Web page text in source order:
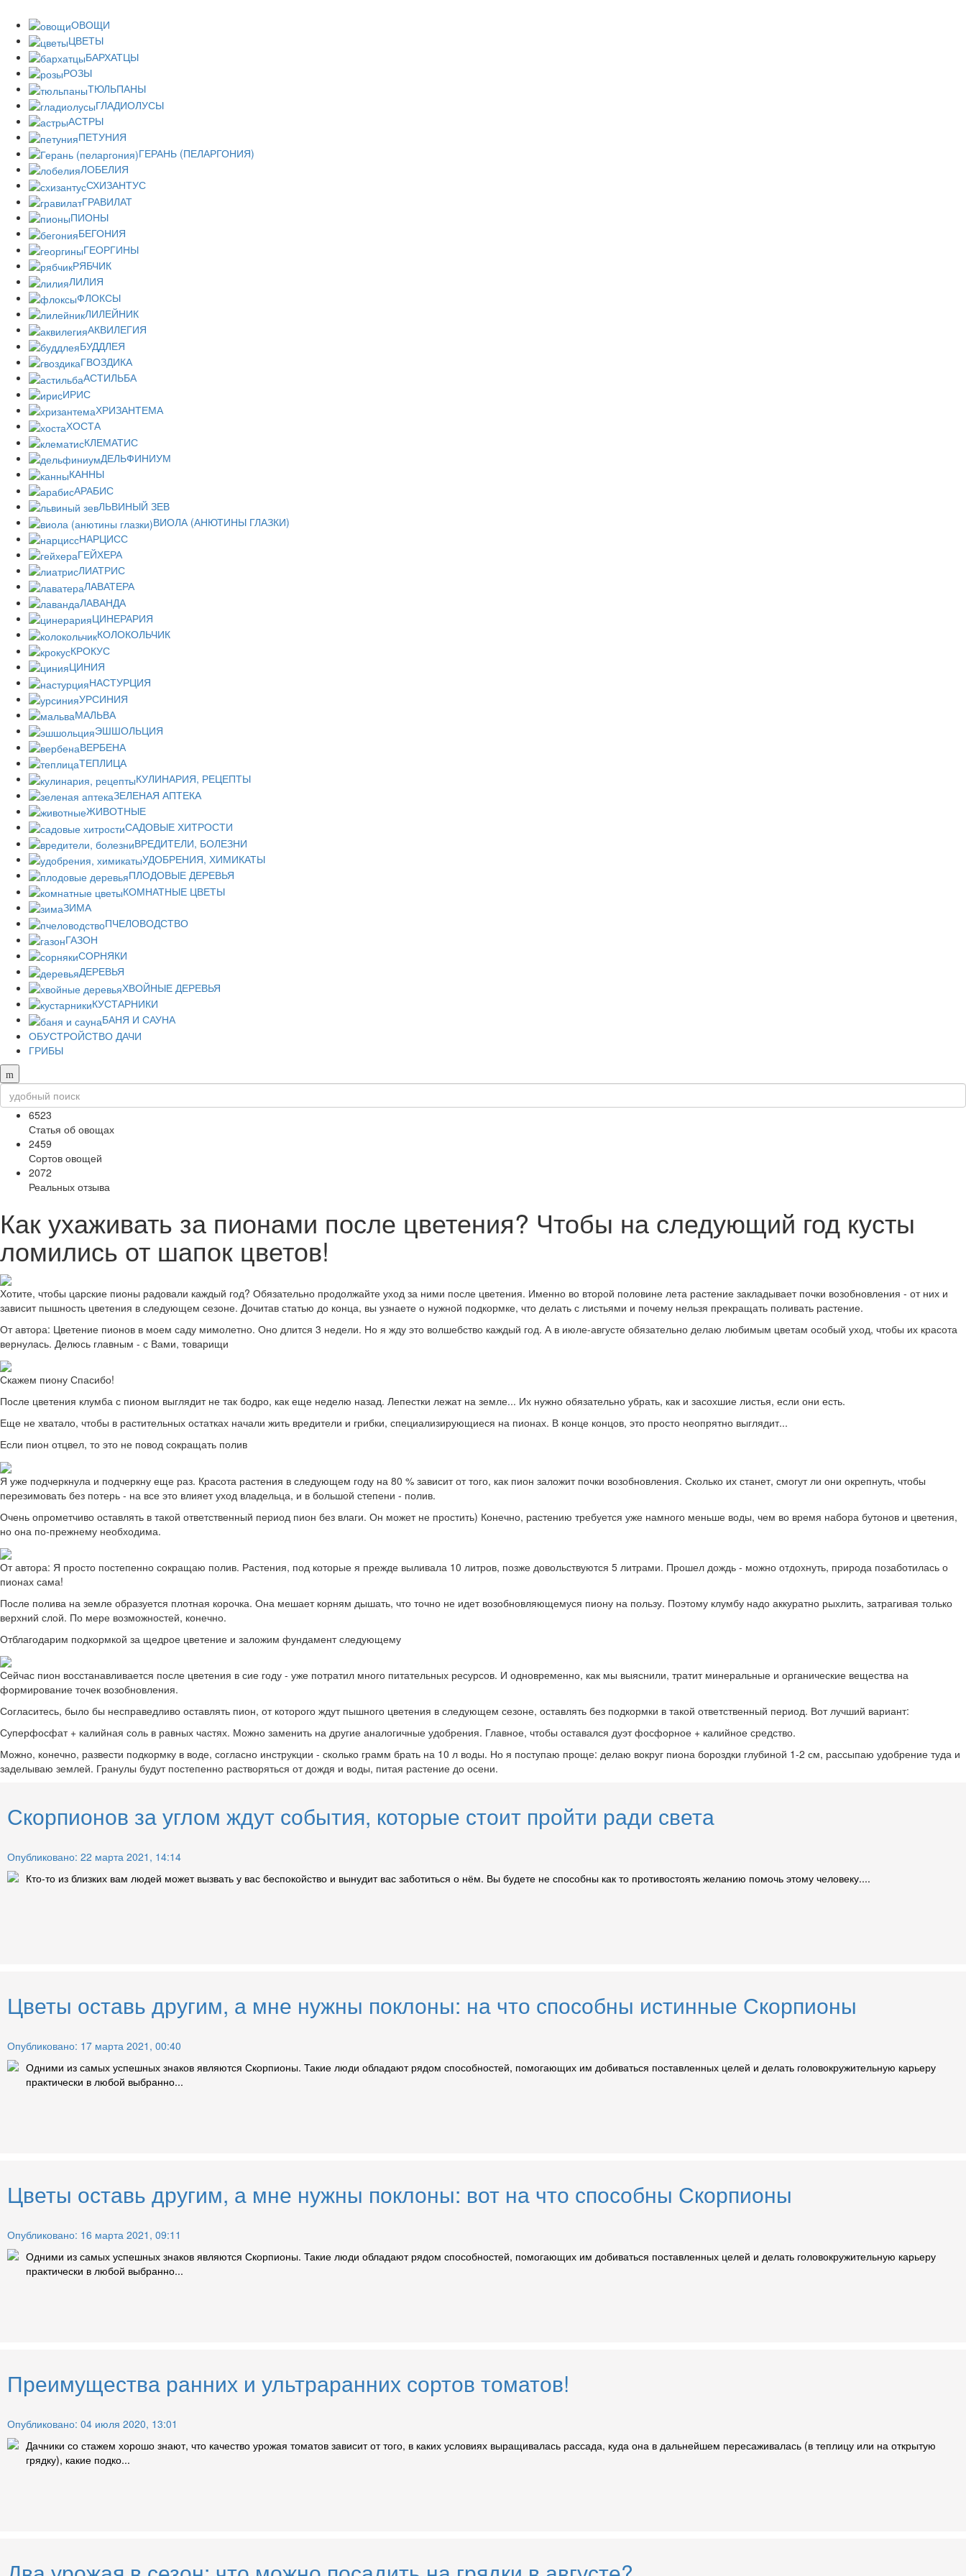
ОВОЩИ
ЦВЕТЫ
БАРХАТЦЫ
РОЗЫ
ТЮЛЬПАНЫ
ГЛАДИОЛУСЫ
АСТРЫ
ПЕТУНИЯ
ГЕРАНЬ (ПЕЛАРГОНИЯ)
ЛОБЕЛИЯ
СХИЗАНТУС
ГРАВИЛАТ
ПИОНЫ
БЕГОНИЯ
ГЕОРГИНЫ
РЯБЧИК
ЛИЛИЯ
ФЛОКСЫ
ЛИЛЕЙНИК
АКВИЛЕГИЯ
БУДДЛЕЯ
ГВОЗДИКА
АСТИЛЬБА
ИРИС
ХРИЗАНТЕМА
ХОСТА
КЛЕМАТИС
ДЕЛЬФИНИУМ
КАННЫ
АРАБИС
ЛЬВИНЫЙ ЗЕВ
ВИОЛА (АНЮТИНЫ ГЛАЗКИ)
НАРЦИСС
ГЕЙХЕРА
ЛИАТРИС
ЛАВАТЕРА
ЛАВАНДА
ЦИНЕРАРИЯ
КОЛОКОЛЬЧИК
КРОКУС
ЦИНИЯ
НАСТУРЦИЯ
УРСИНИЯ
МАЛЬВА
ЭШШОЛЬЦИЯ
ВЕРБЕНА
ТЕПЛИЦА
КУЛИНАРИЯ, РЕЦЕПТЫ
ЗЕЛЕНАЯ АПТЕКА
ЖИВОТНЫЕ
САДОВЫЕ ХИТРОСТИ
ВРЕДИТЕЛИ, БОЛЕЗНИ
УДОБРЕНИЯ, ХИМИКАТЫ
ПЛОДОВЫЕ ДЕРЕВЬЯ
КОМНАТНЫЕ ЦВЕТЫ
ЗИМА
ПЧЕЛОВОДСТВО
ГАЗОН
СОРНЯКИ
ДЕРЕВЬЯ
ХВОЙНЫЕ ДЕРЕВЬЯ
КУСТАРНИКИ
БАНЯ И САУНА
ОБУСТРОЙСТВО ДАЧИ
ГРИБЫ
6523
Статья об овощах
2459
Сортов овощей
2072
Реальных отзыва
Как ухаживать за пионами после цветения? Чтобы на следующий год кусты
ломились от шапок цветов!
Хотите, чтобы царские пионы радовали каждый год? Обязательно продолжайте уход за ними после цветения. Именно во второй половине лета растение закладывает почки возобновления - от них и
зависит пышность цветения в следующем сезоне. Дочитав статью до конца, вы узнаете о нужной подкормке, что делать с листьями и почему нельзя прекращать поливать растение.
От автора: Цветение пионов в моем саду мимолетно. Оно длится 3 недели. Но я жду это волшебство каждый год. А в июле-августе обязательно делаю любимым цветам особый уход, чтобы их красота
вернулась. Делюсь главным - с Вами, товарищи
Скажем пиону Спасибо!
После цветения клумба с пионом выглядит не так бодро, как еще неделю назад. Лепестки лежат на земле... Их нужно обязательно убрать, как и засохшие листья, если они есть.
Еще не хватало, чтобы в растительных остатках начали жить вредители и грибки, специализирующиеся на пионах. В конце концов, это просто неопрятно выглядит...
Если пион отцвел, то это не повод сокращать полив
Я уже подчеркнула и подчеркну еще раз. Красота растения в следующем году на 80 % зависит от того, как пион заложит почки возобновления. Сколько их станет, смогут ли они окрепнуть, чтобы
перезимовать без потерь - на все это влияет уход владельца, и в большой степени - полив.
Очень опрометчиво оставлять в такой ответственный период пион без влаги. Он может не простить) Конечно, растению требуется уже намного меньше воды, чем во время набора бутонов и цветения,
но она по-прежнему необходима.
От автора: Я просто постепенно сокращаю полив. Растения, под которые я прежде выливала 10 литров, позже довольствуются 5 литрами. Прошел дождь - можно отдохнуть, природа позаботилась о
пионах сама!
После полива на земле образуется плотная корочка. Она мешает корням дышать, что точно не идет возобновляющемуся пиону на пользу. Поэтому клумбу надо аккуратно рыхлить, затрагивая только
верхний слой. По мере возможностей, конечно.
Отблагодарим подкормкой за щедрое цветение и заложим фундамент следующему
Сейчас пион восстанавливается после цветения в сие году - уже потратил много питательных ресурсов. И одновременно, как мы выяснили, тратит минеральные и органические вещества на
формирование точек возобновления.
Согласитесь, было бы несправедливо оставлять пион, от которого ждут пышного цветения в следующем сезоне, оставлять без подкормки в такой ответственный период. Вот лучший вариант:
Суперфосфат + калийная соль в равных частях. Можно заменить на другие аналогичные удобрения. Главное, чтобы оставался дуэт фосфорное + калийное средство.
Можно, конечно, развести подкормку в воде, согласно инструкции - сколько грамм брать на 10 л воды. Но я поступаю проще: делаю вокруг пиона бороздки глубиной 1-2 см, рассыпаю удобрение туда и
заделываю землей. Гранулы будут постепенно растворяться от дождя и воды, питая растение до осени.
Скорпионов за углом ждут события, которые стоит пройти ради света
Опубликовано: 22 марта 2021, 14:14
Кто-то из близких вам людей может вызвать у вас беспокойство и вынудит вас заботиться о нём. Вы будете не способны как то противостоять желанию помочь этому человеку....
Цветы оставь другим, а мне нужны поклоны: на что способны истинные Скорпионы
Опубликовано: 17 марта 2021, 00:40
Одними из самых успешных знаков являются Скорпионы. Такие люди обладают рядом способностей, помогающих им добиваться поставленных целей и делать головокружительную карьеру
практически в любой выбранно...
Цветы оставь другим, а мне нужны поклоны: вот на что способны Скорпионы
Опубликовано: 16 марта 2021, 09:11
Одними из самых успешных знаков являются Скорпионы. Такие люди обладают рядом способностей, помогающих им добиваться поставленных целей и делать головокружительную карьеру
практически в любой выбранно...
Преимущества ранних и ультраранних сортов томатов!
Опубликовано: 04 июля 2020, 13:01
Дачники со стажем хорошо знают, что качество урожая томатов зависит от того, в каких условиях выращивалась рассада, куда она в дальнейшем пересаживалась (в теплицу или на открытую
грядку), какие подко...